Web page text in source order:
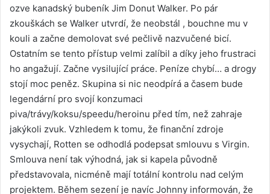
ozve kanadský bubeník Jim Donut Walker. Po pár
zkouškách se Walker utvrdí, že neobstál , bouchne mu v
kouli a začne demolovat své pečlivě nazvučené bicí.
Ostatním se tento přístup velmi zalíbil a díky jeho frustraci
ho angažují. Začne vysilující práce. Peníze chybí… a drogy
stojí moc peněz. Skupina si nic neodpírá a časem bude
legendární pro svojí konzumaci
piva/trávy/koksu/speedu/heroinu před tím, než zahraje
jakýkoli zvuk. Vzhledem k tomu, že finanční zdroje
vysychají, Rotten se odhodlá podepsat smlouvu s Virgin.
Smlouva není tak výhodná, jak si kapela původně
představovala, nicméně mají totální kontrolu nad celým
projektem. Během sezení je navíc Johnny informován, že